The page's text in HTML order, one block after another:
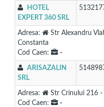
HOTEL
EXPERT 360 SRL
Adresa:
Str Alexandru
Constanta
Cod Caen:
-
ARISAZALIN
SRL
Adresa:
Str Crinului 216 -
Cod Caen:
-